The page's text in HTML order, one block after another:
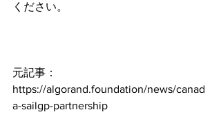
ください。
元記事：
https://algorand.foundation/news/canad
a-sailgp-partnership